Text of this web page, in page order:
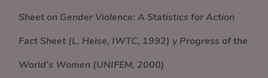
Sheet on Gender Violence: A Statistics for Action
Fact Sheet (L. Heise, IWTC, 1992) y Progress of the
World’s Women (UNIFEM, 2000)